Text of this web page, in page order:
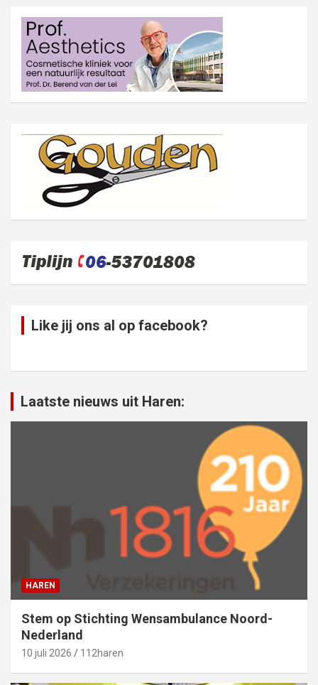
Like jij ons al op facebook?
Laatste nieuws uit Haren:
HAREN
Stem op Stichting Wensambulance Noord-
Nederland
10 juli 2026 112haren